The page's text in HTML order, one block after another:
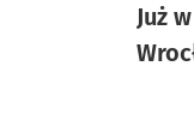
Już